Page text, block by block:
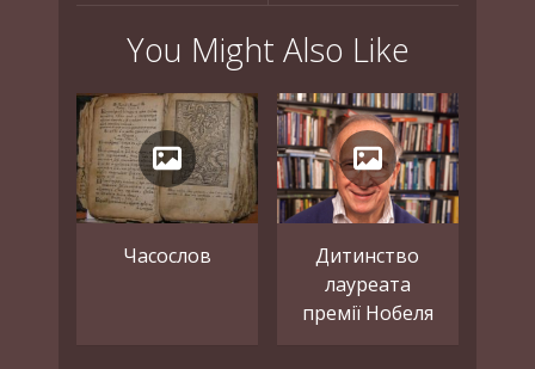
You Might Also Like
Часослов
Дитинство
лауреата
премії Нобеля